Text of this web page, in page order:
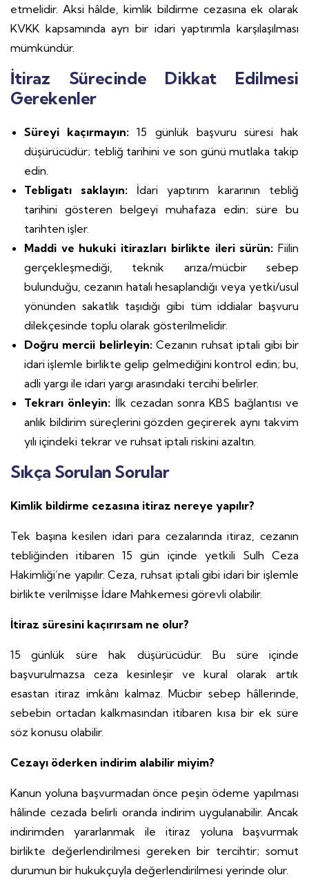
etmelidir. Aksi hâlde, kimlik bildirme cezasına ek olarak
KVKK kapsamında ayrı bir idari yaptırımla karşılaşılması
mümkündür.
İtiraz Sürecinde Dikkat Edilmesi
Gerekenler
Süreyi kaçırmayın:15 günlük başvuru süresi hak
düşürücüdür; tebliğ tarihini ve son günü mutlaka takip
edin.
Tebligatı saklayın: İdari yaptırım kararının tebliğ
tarihini gösteren belgeyi muhafaza edin; süre bu
tarihten işler.
Maddi ve hukuki itirazları birlikte ileri sürün: Fiilin
gerçekleşmediği, teknik arıza/mücbir sebep
bulunduğu, cezanın hatalı hesaplandığı veya yetki/usul
yönünden sakatlık taşıdığı gibi tüm iddialar başvuru
dilekçesinde toplu olarak gösterilmelidir.
Doğru mercii belirleyin:Cezanın ruhsat iptali gibi bir
idari işlemle birlikte gelip gelmediğini kontrol edin; bu,
adli yargı ile idari yargı arasındaki tercihi belirler.
Tekrarı önleyin: İlk cezadan sonra KBS bağlantısı ve
anlık bildirim süreçlerini gözden geçirerek aynı takvim
yılı içindeki tekrar ve ruhsat iptali riskini azaltın.
Sıkça Sorulan Sorular
Kimlik bildirme cezasına itiraz nereye yapılır?
Tek başına kesilen idari para cezalarında itiraz, cezanın
tebliğinden itibaren 15 gün içinde yetkili Sulh Ceza
Hakimliği’ne yapılır. Ceza, ruhsat iptali gibi idari bir işlemle
birlikte verilmişse İdare Mahkemesi görevli olabilir.
İtiraz süresini kaçırırsam ne olur?
15 günlük süre hak düşürücüdür. Bu süre içinde
başvurulmazsa ceza kesinleşir ve kural olarak artık
esastan itiraz imkânı kalmaz. Mücbir sebep hâllerinde,
sebebin ortadan kalkmasından itibaren kısa bir ek süre
söz konusu olabilir.
Cezayı öderken indirim alabilir miyim?
Kanun yoluna başvurmadan önce peşin ödeme yapılması
hâlinde cezada belirli oranda indirim uygulanabilir. Ancak
indirimden yararlanmak ile itiraz yoluna başvurmak
birlikte değerlendirilmesi gereken bir tercihtir; somut
durumun bir hukukçuyla değerlendirilmesi yerinde olur.